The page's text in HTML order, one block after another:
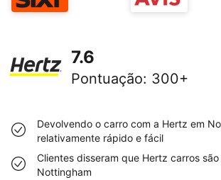
7.6
Pontuação: 300+
Devolvendo o carro com a Hertz em
relativamente rápido e fácil
Clientes disseram que Hertz carros
Nottingham